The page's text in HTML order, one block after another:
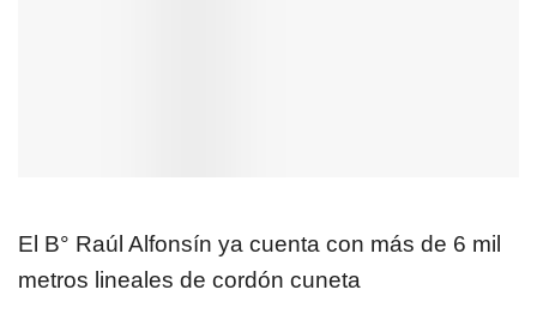
El B° Raúl Alfonsín ya cuenta con más de 6 mil
metros lineales de cordón cuneta